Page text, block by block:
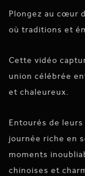
Plongez au cœur
où traditions et
Cette vidéo
union célébrée
et chaleureux.
Entourés de
journée riche en
moments
chinoises et